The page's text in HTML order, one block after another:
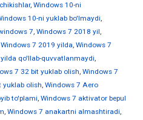
, Windows 10-ni
10-ni yuklab bo'lmaydi,
7, Windows 7 2018 yil,
Windows 7 2019 yilda, Windows 7
qo'llab-quvvatlanmaydi,
7 32 bit yuklab olish, Windows 7
yuklab olish, Windows 7 Aero
to'plami, Windows 7 aktivator bepul
, Windows 7 anakartni almashtiradi,